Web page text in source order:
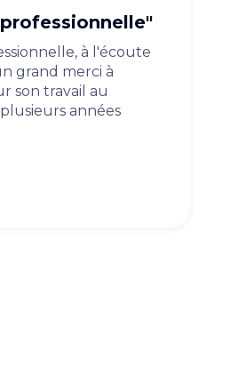
à l'écoute
grand merci à
son travail au
années